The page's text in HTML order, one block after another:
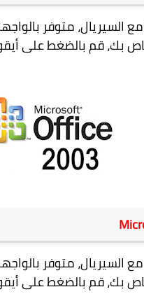
مع السيريال، متوفر
بك، قم بالضغط على
مع السيريال، متوفر
بك، قم بالضغط على